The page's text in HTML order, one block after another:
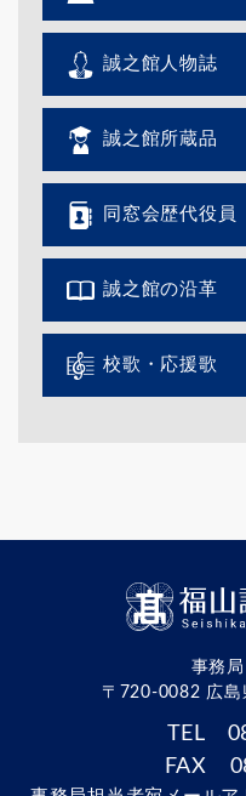
誠之館人物誌
誠之館所蔵品
同窓会歴代役員
誠之館の沿革
校歌・応援歌
事務
〒720-0082 広
TEL
FAX